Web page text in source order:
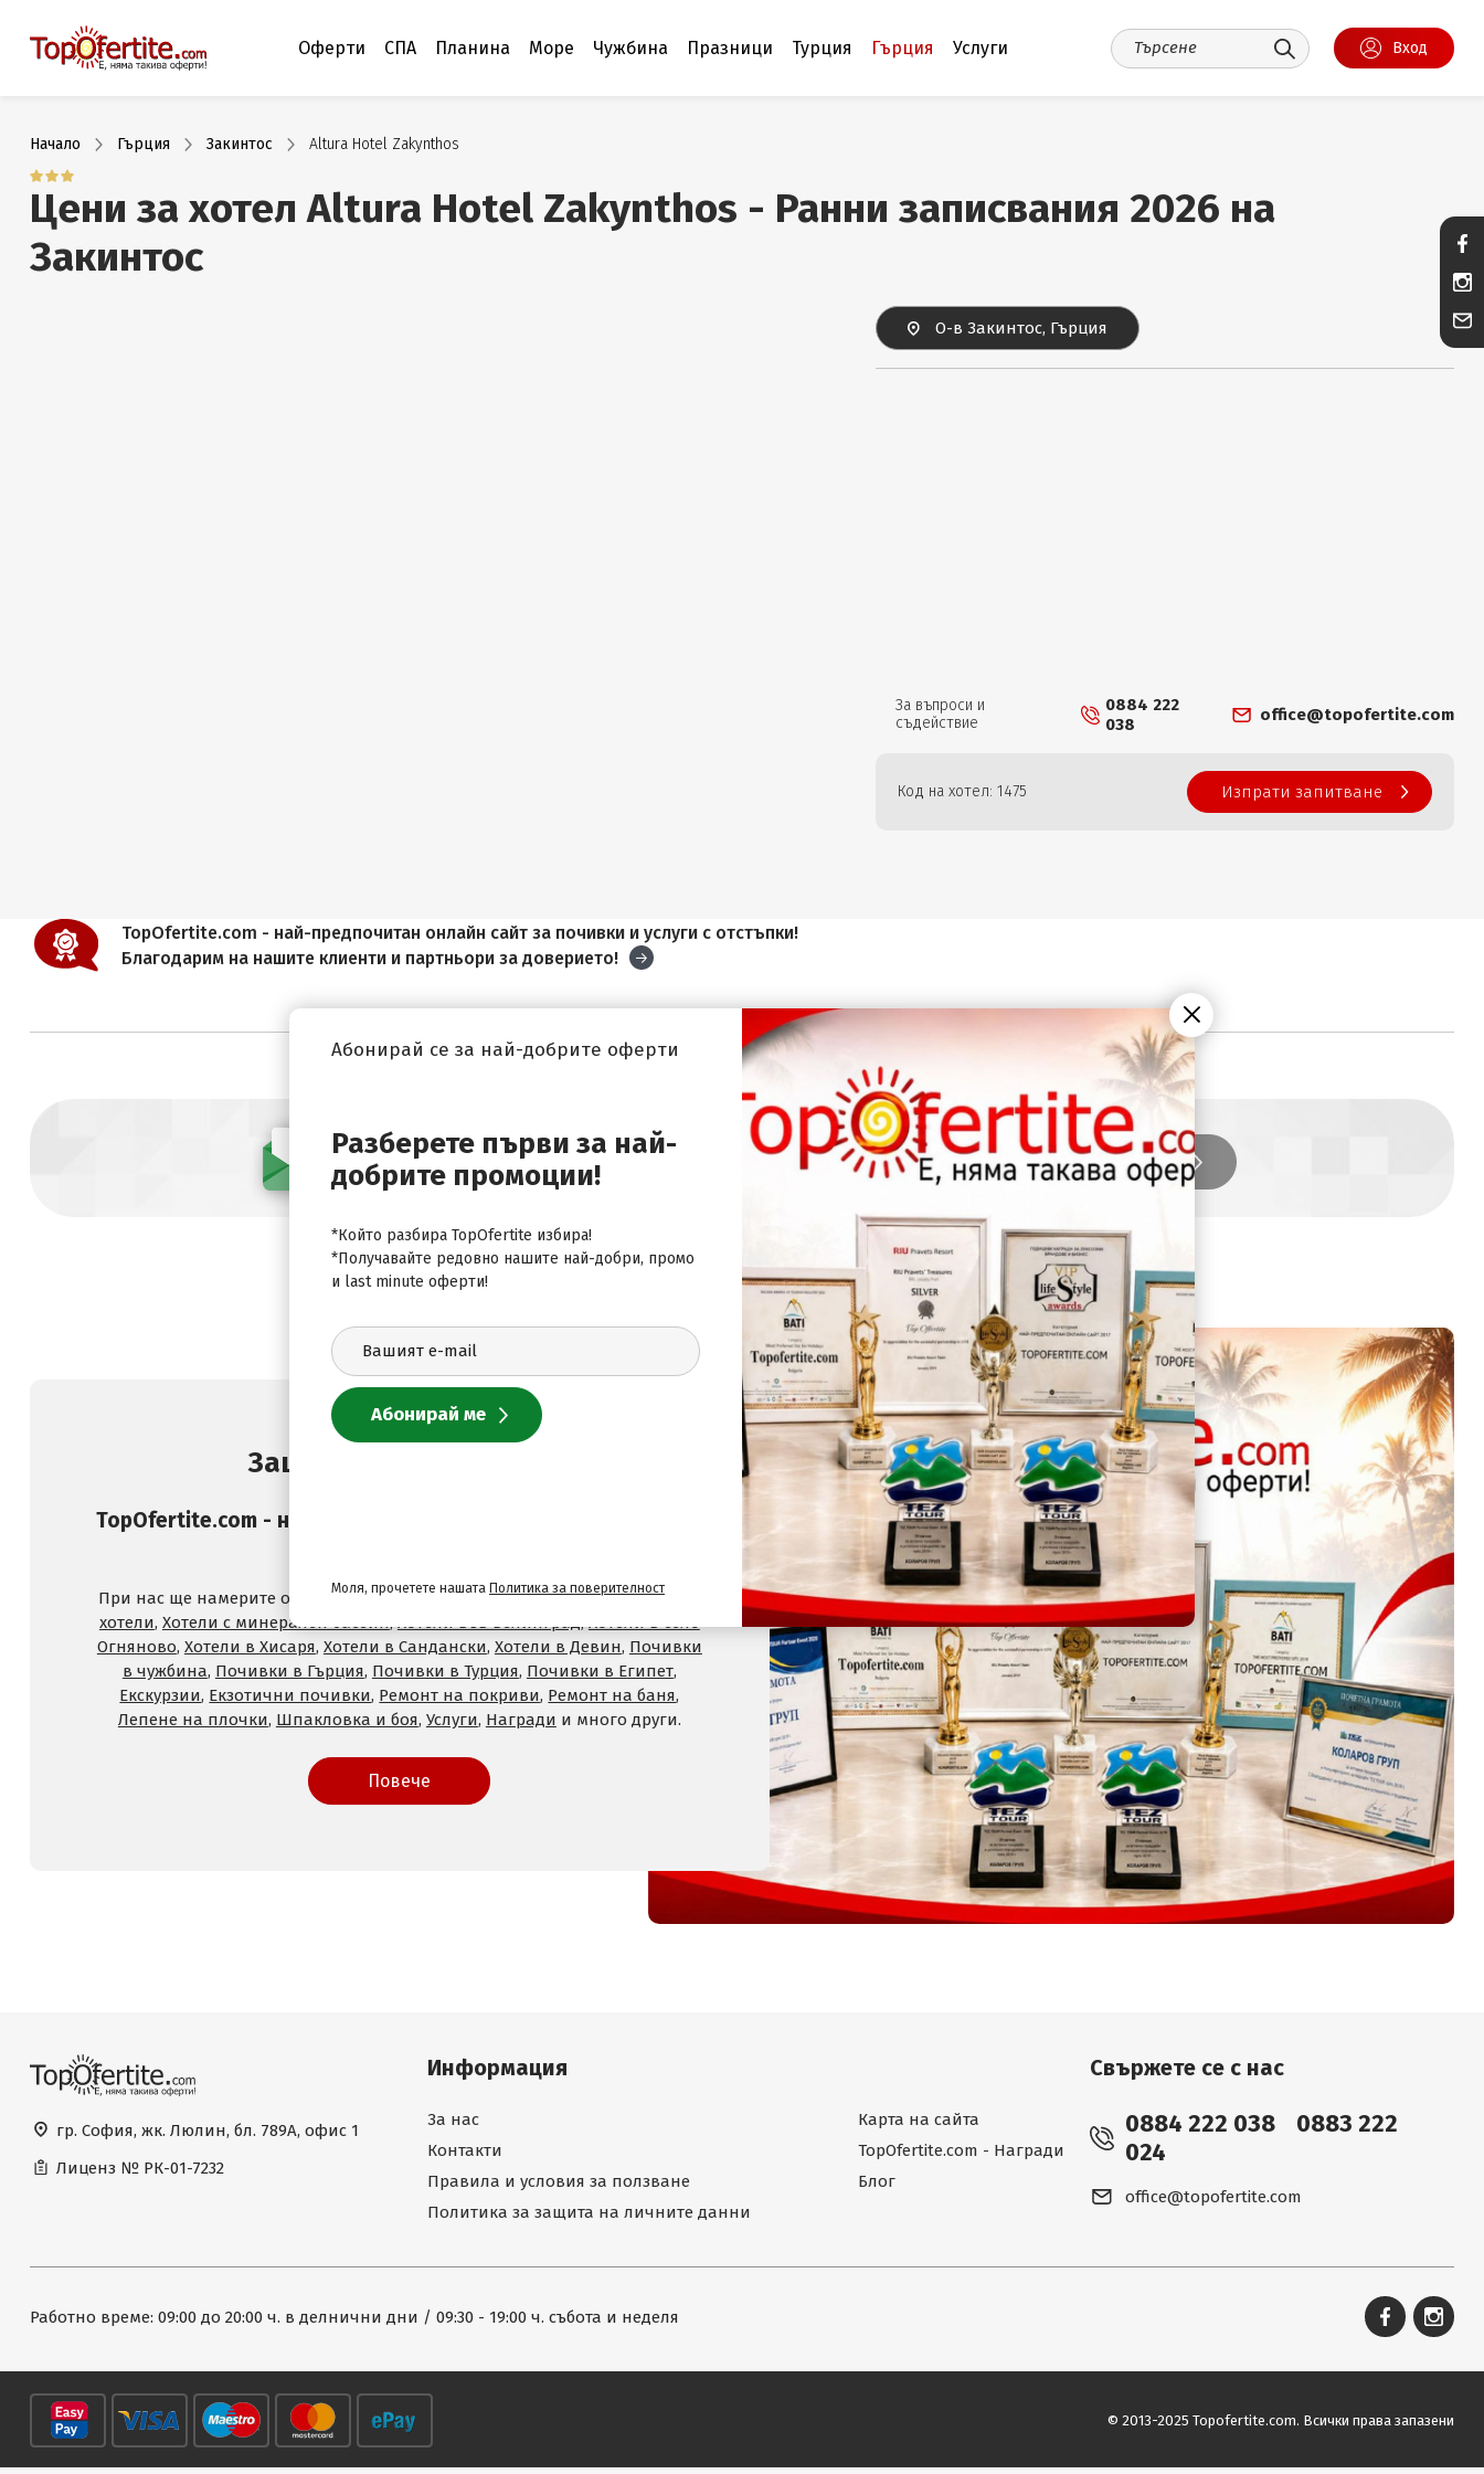
Оферти СПА Планина Море Чужбина Празници Турция Гърция Услуги Вход
Начало Гърция Закинтос Altura Hotel Zakynthos
Цени за хотел Altura Hotel Zakynthos - Ранни записвания 2026 на
Закинтос
О-в Закинтос, Гърция
За въпроси и
съдействие
0884 222
038
office@topofertite.com
Код на хотел: 1475 Изпрати запитване
TopOfertite.com - най-предпочитан онлайн сайт за почивки и услуги с отстъпки!
Благодарим на нашите клиенти и партньори за доверието!
Абонирай се за най-добрите оферти
Защо да изберете нас
TopOfertite.com - най-предпочитан онлайн сайт за почивки
При нас ще намерите оферти за Хотели на море,Хотели на планина,
хотели, Хотели с минерален басейн,Хотели във Велинград,Хотели в село
Огняново, Хотели в Хисаря, Хотели в Сандански, Хотели в Девин, Почивки
в чужбина, Почивки в Гърция, Почивки в Турция, Почивки в Египет,
Екскурзии, Екзотични почивки, Ремонт на покриви, Ремонт на баня,
Лепене на плочки, Шпакловка и боя, Услуги, Награди и много други.
Повече
гр. София, жк. Люлин, бл. 789А, офис 1
Лиценз № РК-01-7232
Информация
За нас
Контакти
Правила и условия за ползване
Политика за защита на личните данни
Карта на сайта
TopOfertite.com - Награди
Блог
Свържете се с нас
0884 222 038
0883 222
024
office@topofertite.com
Работно време: 09:00 до 20:00 ч. в делнични дни / 09:30 - 19:00 ч. събота и неделя
© 2013-2025 Topofertite.com. Всички права запазени
Абонирай се за най-добрите оферти
Разберете първи за най-
добрите промоции!
*Който разбира TopOfertite избира!
*Получавайте редовно нашите най-добри, промо
и last minute оферти!
Моля, прочетете нашата Политика за поверителност